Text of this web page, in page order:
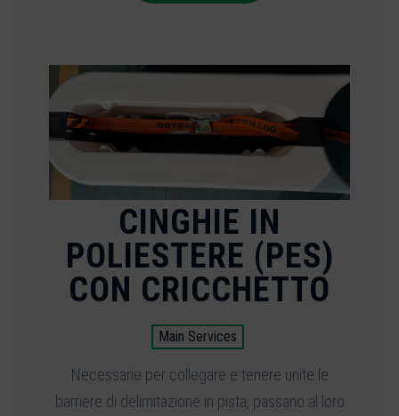
CINGHIE IN
POLIESTERE (PES)
CON CRICCHETTO
Main Services
Necessarie per collegare e tenere unite le
barriere di delimitazione in pista, passano al loro